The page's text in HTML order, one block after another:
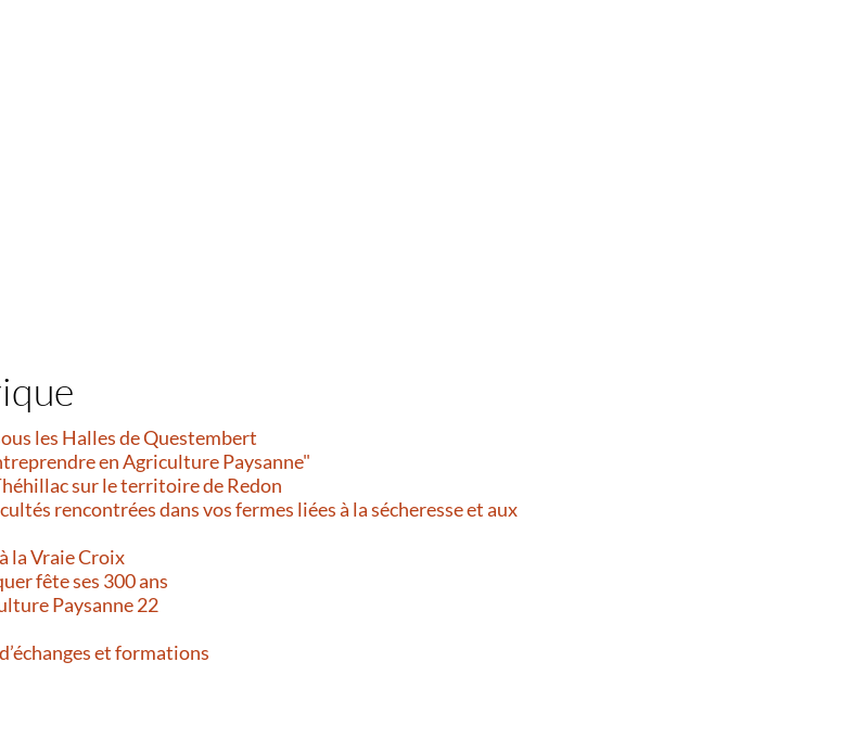
les Halles de Questembert
en Agriculture Paysanne"
sur le territoire de Redon
rencontrées dans vos fermes liées à la sécheresse et aux
la Vraie Croix
fête ses 300 ans
Paysanne 22
et formations